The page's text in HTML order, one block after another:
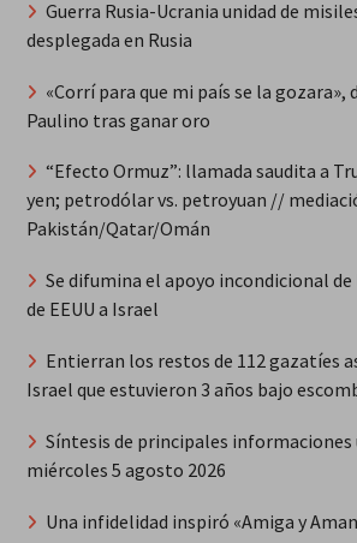
Guerra Rusia-Ucrania unidad de
desplegada en Rusia
«Corrí para que mi país se la gozara»,
Paulino tras ganar oro
“Efecto Ormuz”: llamada saudita a
yen; petrodólar vs. petroyuan //
Pakistán/Qatar/Omán
Se difumina el apoyo incondicional
de EEUU a Israel
Entierran los restos de 112 gazatíes
Israel que estuvieron 3 años bajo
Síntesis de principales
miércoles 5 agosto 2026
Una infidelidad inspiró «Amiga y